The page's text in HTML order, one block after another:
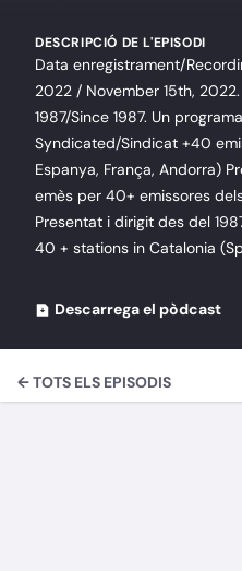
DESCRIPCIÓ DE L'EPISODI
Data enregistrament/
2022 / November 15th,
1987/Since 1987. Un
Syndicated/Sindicat +40
Espanya, França, Andorra)
emès per 40+ emissores
Presentat i dirigit des del
40 + stations in Catalonia
Descarrega el pòdcast
← TOTS ELS EPISODIS